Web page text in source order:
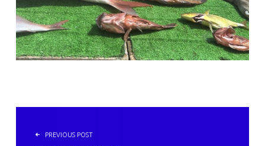
投稿ナビゲーション
PREVIOUS POST